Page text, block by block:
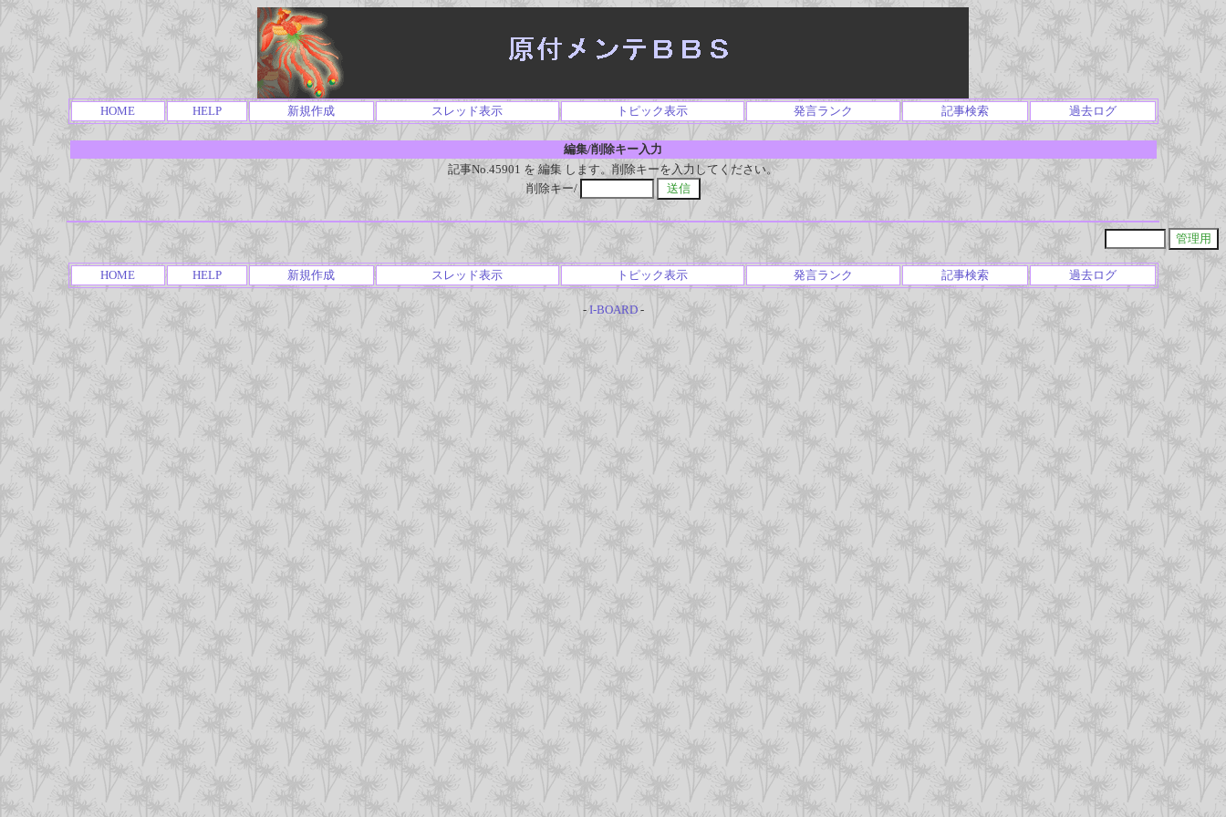
HOME HELP 新規作成 スレッド表示 トピック表示 発言ランク 記事検索 過去ログ
編集/削除キー入力
記事No.45901 を 編集 します。削除キーを入力してください。
削除キー/
HOME HELP 新規作成 スレッド表示 トピック表示 発言ランク 記事検索 過去ログ
- I-BOARD-